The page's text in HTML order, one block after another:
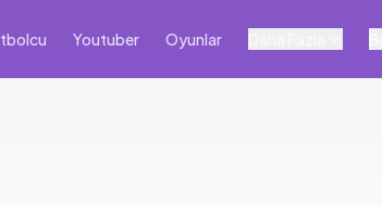
Youtuber Oyunlar